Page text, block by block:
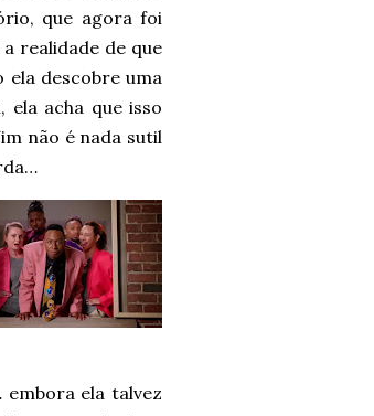
que agora foi
realidade de que
ela descobre uma
ela acha que isso
não é nada sutil
embora ela talvez